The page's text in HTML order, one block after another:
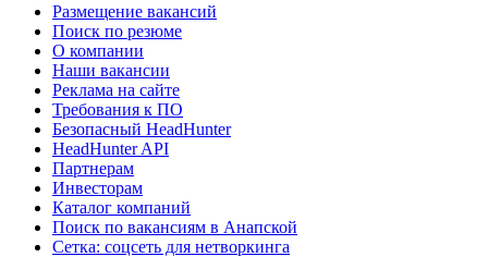
Размещение вакансий
Поиск по резюме
О компании
Наши вакансии
Реклама на сайте
Требования к ПО
Безопасный HeadHunter
HeadHunter API
Партнерам
Инвесторам
Каталог компаний
Поиск по вакансиям в Анапской
Сетка: соцсеть для нетворкинга